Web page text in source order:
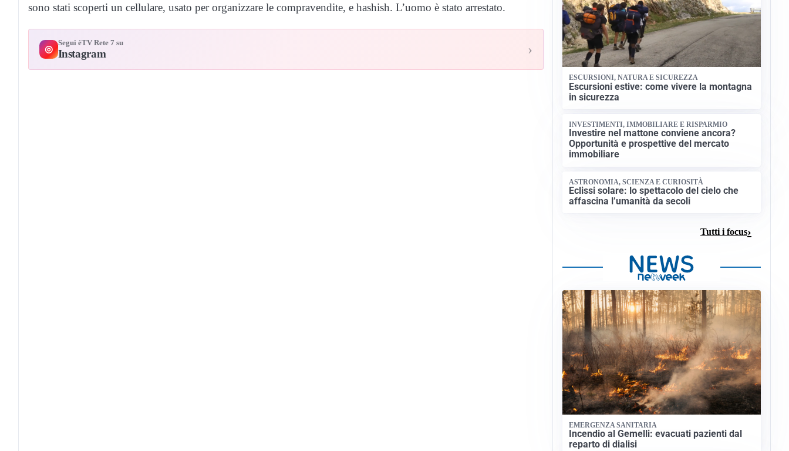
sono stati scoperti un cellulare, usato per organizzare le compravendite, e hashish. L’uomo è stato arrestato.
◎
Segui èTV Rete 7 su
Instagram ›
ESCURSIONI, NATURA E SICUREZZA
Escursioni estive: come vivere la montagna
in sicurezza
INVESTIMENTI, IMMOBILIARE E RISPARMIO
Investire nel mattone conviene ancora?
Opportunità e prospettive del mercato
immobiliare
ASTRONOMIA, SCIENZA E CURIOSITÀ
Eclissi solare: lo spettacolo del cielo che
affascina l’umanità da secoli
Tutti i focus
EMERGENZA SANITARIA
Incendio al Gemelli: evacuati pazienti dal
reparto di dialisi